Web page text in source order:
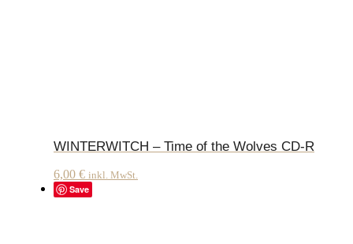
WINTERWITCH – Time of the Wolves CD-R
6,00 € inkl. MwSt.
Save